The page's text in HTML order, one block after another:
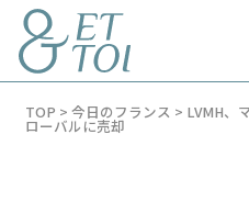
TOP > 今日のフランス > LVMH、
ローバルに売却